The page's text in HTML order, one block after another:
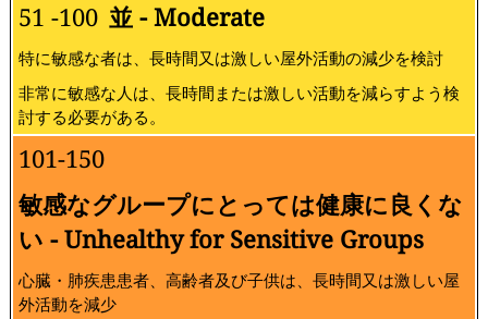
51 -100 並 - Moderate
特に敏感な者は、長時間又は激しい屋外活動の減少を検討
非常に敏感な人は、長時間または激しい活動を減らすよう検
討する必要がある。
101-150
敏感なグループにとっては健康に良くな
い - Unhealthy for Sensitive Groups
心臓・肺疾患患者、高齢者及び子供は、長時間又は激しい屋
外活動を減少